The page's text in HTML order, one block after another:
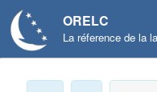
ORELC
La réference de la